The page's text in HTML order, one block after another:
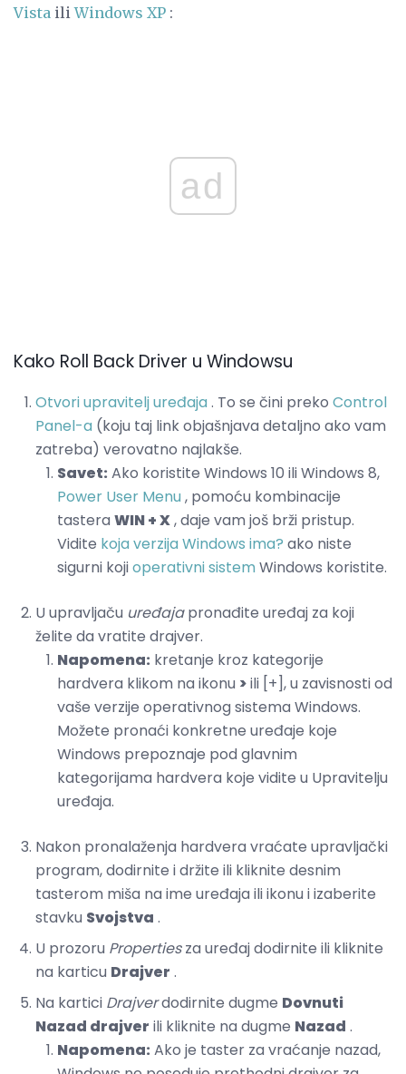
Vista iliWindows XP :
ad
Kako Roll Back Driver u Windowsu
Otvori upravitelj uređaja. To se čini preko Control
Panel-a (koju taj link objašnjava detaljno ako vam
zatreba) verovatno najlakše.
Savet: Ako koristite Windows 10 ili Windows 8,
Power User Menu, pomoću kombinacije
tastera WIN + X, daje vam još brži pristup.
Vidite koja verzija Windows ima? ako niste
sigurni kojioperativni sistemWindows koristite.
U upravljaču uređajapronađite uređaj za koji
želite da vratite drajver.
Napomena: kretanje kroz kategorije
hardvera klikom na ikonu >ili [+], u zavisnosti od
vaše verzije operativnog sistema Windows.
Možete pronaći konkretne uređaje koje
Windows prepoznaje pod glavnim
kategorijama hardvera koje vidite u Upravitelju
uređaja.
Nakon pronalaženja hardvera vraćate upravljački
program, dodirnite i držite ili kliknite desnim
tasterom miša na ime uređaja ili ikonu i izaberite
stavku Svojstva .
U prozoru Propertiesza uređaj dodirnite ili kliknite
na karticu Drajver .
Na kartici Drajverdodirnite dugme Dovnuti
Nazad drajver ili kliknite na dugme Nazad .
Napomena: Ako je taster za vraćanje nazad,